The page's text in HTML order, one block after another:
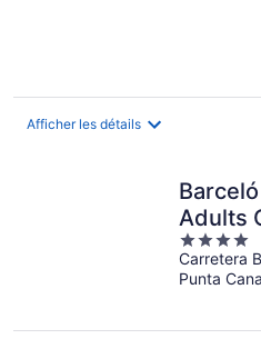
Afficher les détails
Adults
4
out
of
Carretera
Punta